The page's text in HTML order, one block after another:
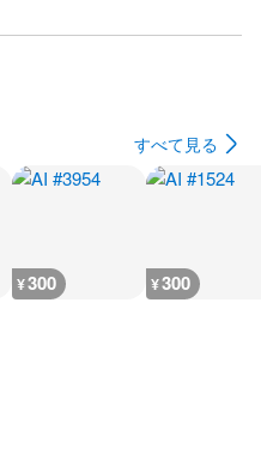
すべて見る
¥300 ¥300